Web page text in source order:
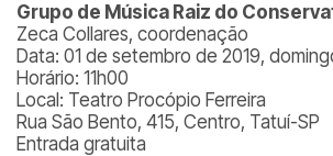
Grupo de Música Raiz do
Zeca Collares, coordenação
Data: 01 de setembro de 2019,
Horário: 11h00
Local: Teatro Procópio Ferreira
Rua São Bento, 415, Centro, Tatuí-SP
Entrada gratuita